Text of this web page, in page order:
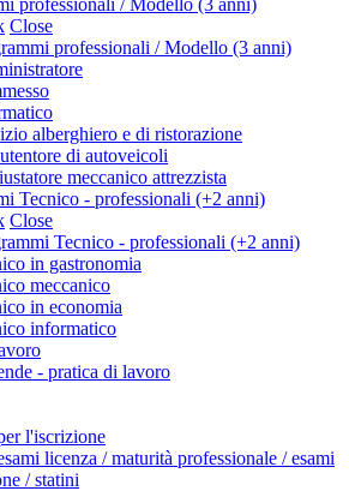
professionali / Modello (3 anni)
Close
professionali / Modello (3 anni)
alberghiero e di ristorazione
di autoveicoli
meccanico attrezzista
Tecnico - professionali (+2 anni)
Close
Tecnico - professionali (+2 anni)
in gastronomia
meccanico
in economia
informatico
- pratica di lavoro
l'iscrizione
licenza / maturità professionale / esami
/ statini